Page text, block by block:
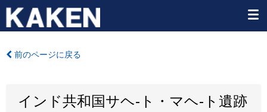
前のページに戻る
インド共和国サヘ-ト・マヘ-ト遺跡